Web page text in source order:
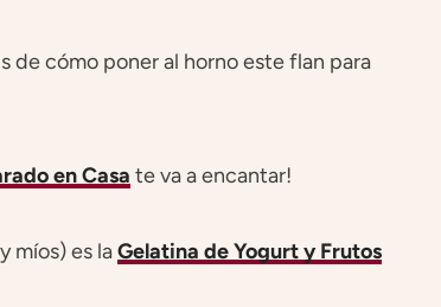
de cómo poner al horno este flan para
en Casa te va a encantar!
míos) es laGelatina de Yogurt y Frutos